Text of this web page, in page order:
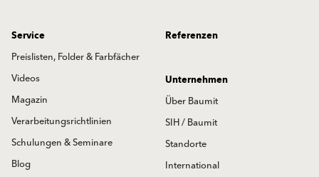
Service
Preislisten, Folder & Farbfächer
Videos
Magazin
Verarbeitungsrichtlinien
Schulungen & Seminare
Blog
Referenzen
Unternehmen
Über Baumit
SIH / Baumit
Standorte
International